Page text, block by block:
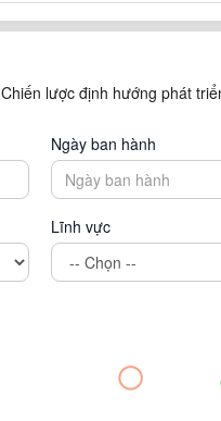
Chiến lược định hướng phát
Ngày ban hành
Lĩnh vực